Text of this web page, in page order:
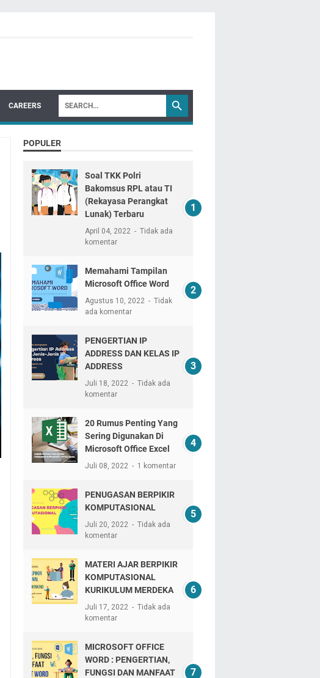
CAREERS
POPULER
Soal TKK Polri
Bakomsus RPL atau TI
(Rekayasa Perangkat
Lunak) Terbaru
April 04, 2022
Tidak ada
komentar
Memahami Tampilan
Microsoft Office Word
Agustus 10, 2022
Tidak
ada komentar
PENGERTIAN IP
ADDRESS DAN KELAS IP
ADDRESS
Juli 18, 2022
Tidak ada
komentar
20 Rumus Penting Yang
Sering Digunakan Di
Microsoft Office Excel
Juli 08, 2022 1 komentar
PENUGASAN BERPIKIR
KOMPUTASIONAL
Juli 20, 2022
Tidak ada
komentar
MATERI AJAR BERPIKIR
KOMPUTASIONAL
KURIKULUM MERDEKA
Juli 17, 2022
Tidak ada
komentar
MICROSOFT OFFICE
WORD : PENGERTIAN,
FUNGSI DAN MANFAAT